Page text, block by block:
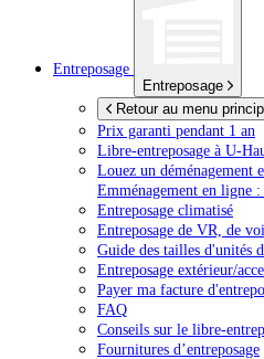
Entreposage
Entreposage
Retour au menu
Prix garanti pendant 1 an
Libre-entreposage à U-
Louez un déménagement
Emménagement en ligne
Entreposage climatisé
Entreposage de VR, de
Guide des tailles d'unités
Entreposage extérieur/
Payer ma facture
FAQ
Conseils sur le libre-
Fournitures d’entreposage